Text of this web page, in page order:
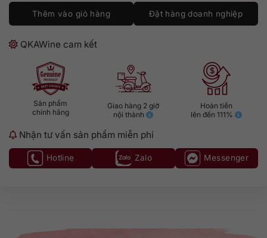
Thêm vào giỏ hàng Đặt hàng doanh nghiệp
QKAWine cam kết
Sản phẩm
chính hãng
Giao hàng 2 giờ
nội thành
Hoàn tiền
lên đến 111%
Nhận tư vấn sản phẩm miễn phí
Hotline Zalo Messenger